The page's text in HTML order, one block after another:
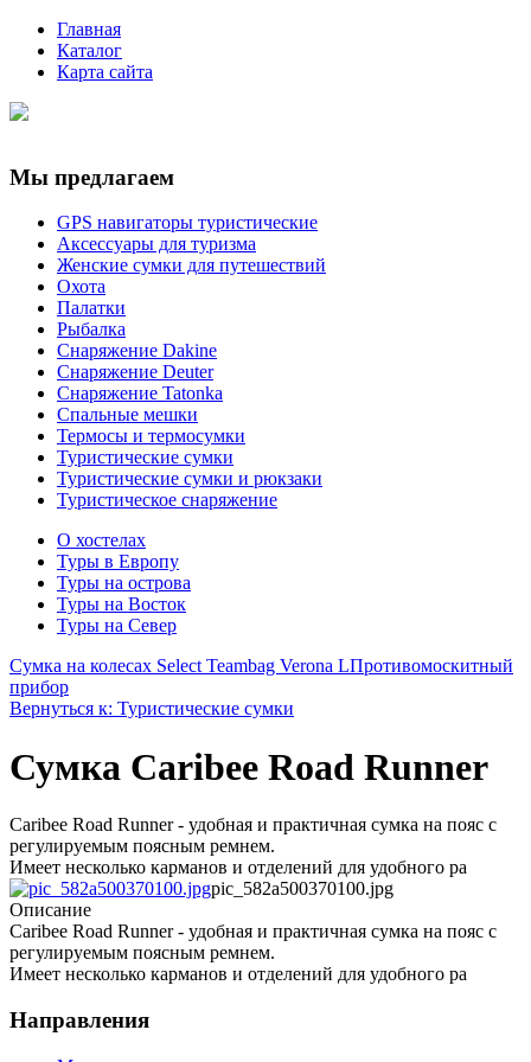
Главная
Каталог
Карта сайта
Мы предлагаем
GPS навигаторы туристические
Аксессуары для туризма
Женские сумки для путешествий
Охота
Палатки
Рыбалка
Снаряжение Dakine
Снаряжение Deuter
Снаряжение Tatonka
Спальные мешки
Термосы и термосумки
Туристические сумки
Туристические сумки и рюкзаки
Туристическое снаряжение
О хостелах
Туры в Европу
Туры на острова
Туры на Восток
Туры на Север
Сумка на колесах Select Teambag Verona LПротивомоскитный
прибор
Вернуться к: Туристические сумки
Сумка Caribee Road Runner
Caribee Road Runner - удобная и практичная сумка на пояс с
регулируемым поясным ремнем.
Имеет несколько карманов и отделений для удобного ра
pic_582a500370100.jpg
Описание
Caribee Road Runner - удобная и практичная сумка на пояс с
регулируемым поясным ремнем.
Имеет несколько карманов и отделений для удобного ра
Направления